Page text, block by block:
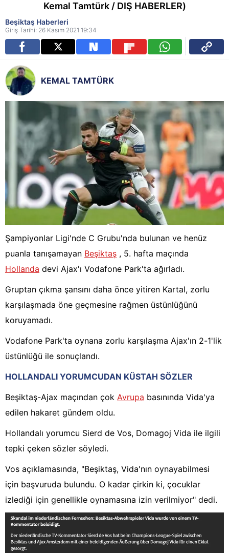
Kemal Tamtürk / DIŞ HABERLER)
Beşiktaş Haberleri
Giriş Tarihi: 26 Kasım 2021 19:34
KEMAL TAMTÜRK
Şampiyonlar Ligi'nde C Grubu'nda bulunan ve henüz
puanla tanışamayan Beşiktaş , 5. hafta maçında
Hollanda devi Ajax'ı Vodafone Park'ta ağırladı.
Gruptan çıkma şansını daha önce yitiren Kartal, zorlu
karşılaşmada öne geçmesine rağmen üstünlüğünü
koruyamadı.
Vodafone Park'ta oynana zorlu karşılaşma Ajax'ın 2-1'lik
üstünlüğü ile sonuçlandı.
HOLLANDALI YORUMCUDAN KÜSTAH SÖZLER
Beşiktaş-Ajax maçından çok Avrupa basınında Vida'ya
edilen hakaret gündem oldu.
Hollandalı yorumcu Sierd de Vos, Domagoj Vida ile ilgili
tepki çeken sözler söyledi.
Vos açıklamasında, "Beşiktaş, Vida'nın oynayabilmesi
için başvuruda bulundu. O kadar çirkin ki, çocuklar
izlediği için genellikle oynamasına izin verilmiyor" dedi.